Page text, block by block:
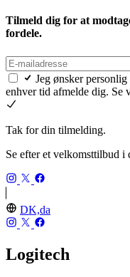
Tilmeld dig for at
fordele.
Jeg ønsker
enhver tid afmelde dig. Se
Tak for din tilmelding.
Se efter et velkomsttilbud i
DK,da
Logitech